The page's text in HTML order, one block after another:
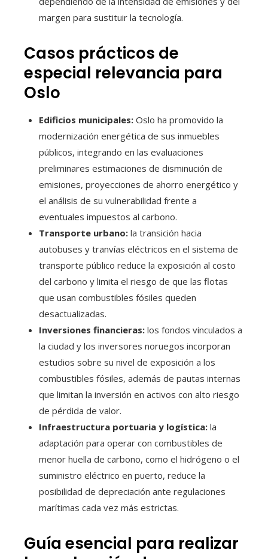
margen para sustituir la tecnología.
Casos prácticos de
especial relevancia para
Oslo
Edificios municipales: Oslo ha promovido la
modernización energética de sus inmuebles
públicos, integrando en las evaluaciones
preliminares estimaciones de disminución de
emisiones, proyecciones de ahorro energético y
el análisis de su vulnerabilidad frente a
eventuales impuestos al carbono.
Transporte urbano: la transición hacia
autobuses y tranvías eléctricos en el sistema de
transporte público reduce la exposición al costo
del carbono y limita el riesgo de que las flotas
que usan combustibles fósiles queden
desactualizadas.
Inversiones financieras: los fondos vinculados a
la ciudad y los inversores noruegos incorporan
estudios sobre su nivel de exposición a los
combustibles fósiles, además de pautas internas
que limitan la inversión en activos con alto riesgo
de pérdida de valor.
Infraestructura portuaria y logística: la
adaptación para operar con combustibles de
menor huella de carbono, como el hidrógeno o el
suministro eléctrico en puerto, reduce la
posibilidad de depreciación ante regulaciones
marítimas cada vez más estrictas.
Guía esencial para realizar